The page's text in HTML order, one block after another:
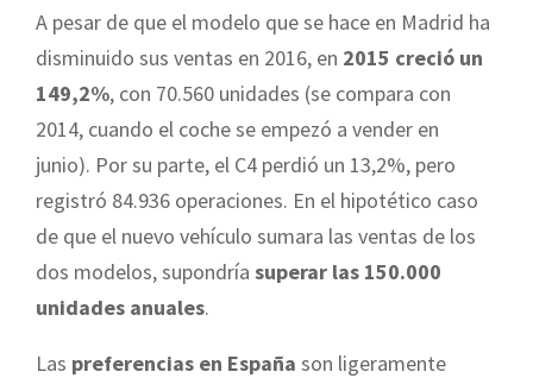
A pesar de que el modelo que se hace en Madrid ha
disminuido sus ventas en 2016, en 2015 creció un
149,2%, con 70.560 unidades (se compara con
2014, cuando el coche se empezó a vender en
junio). Por su parte, el C4 perdió un 13,2%, pero
registró 84.936 operaciones. En el hipotético caso
de que el nuevo vehículo sumara las ventas de los
dos modelos, supondría superar las 150.000
unidades anuales.
Las preferencias en España son ligeramente